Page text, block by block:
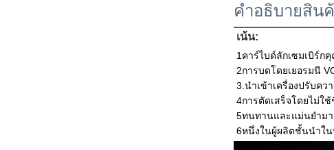
คําอธิบายสิน
เน้น:
1คาร์ไบด์ลักเซมเบิร์ก
2การบดโดยเยอรมนี
3.นําเข้าเครื่องปรับคว
4การตัดเสร็จโดยไม่ใ
5ทนทานและแม่นยําม
6หนึ่งในผู้ผลิตชั้นนําใ